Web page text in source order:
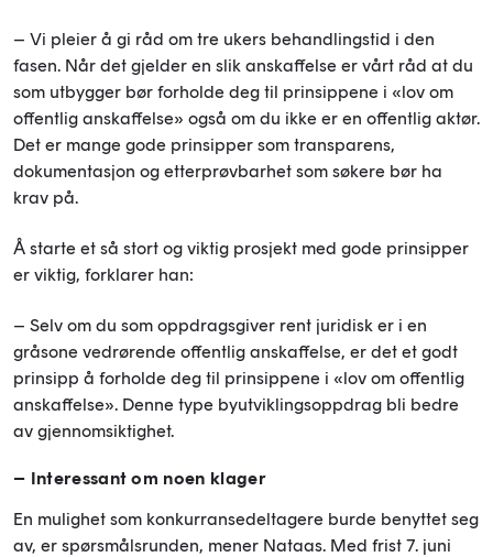
– Vi pleier å gi råd om tre ukers behandlingstid i den
fasen. Når det gjelder en slik anskaffelse er vårt råd at du
som utbygger bør forholde deg til prinsippene i «lov om
offentlig anskaffelse» også om du ikke er en offentlig aktør.
Det er mange gode prinsipper som transparens,
dokumentasjon og etterprøvbarhet som søkere bør ha
krav på.
Å starte et så stort og viktig prosjekt med gode prinsipper
er viktig, forklarer han:
– Selv om du som oppdragsgiver rent juridisk er i en
gråsone vedrørende offentlig anskaffelse, er det et godt
prinsipp å forholde deg til prinsippene i «lov om offentlig
anskaffelse». Denne type byutviklingsoppdrag bli bedre
av gjennomsiktighet.
– Interessant om noen klager
En mulighet som konkurransedeltagere burde benyttet seg
av, er spørsmålsrunden, mener Nataas. Med frist 7. juni